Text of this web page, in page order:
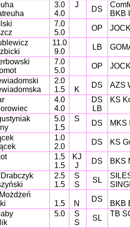
3.0
4.0
J
DS
BKB
7.0
5.0
OP
11.0
9.0
LB
7.0
5.0
OP
2.0
1.5
K
DS AZS
4.0
4.0
DS
LB
KS
5.0
1.5
S
DS MKS
1.0
2.0
DS KS
1.5
1.5
KJ
J
DS BKS
2.5
1.5
S
S
SL
1.5 N
DS
BKB
5.0
S
S
SL
TB